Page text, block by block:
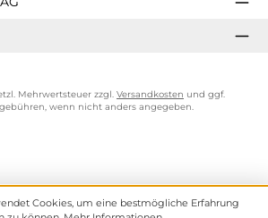
Mehrwertsteuer zzgl. Versandkosten und ggf.
wenn nicht anders angegeben.
Cookies, um eine bestmögliche Erfahrung